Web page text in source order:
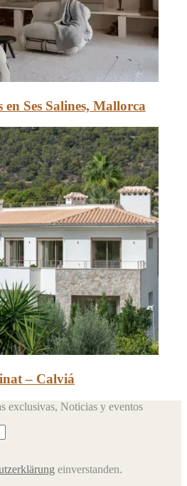
Ses Salines, Mallorca
– Calviá
exclusivas, Noticias y eventos
einverstanden.